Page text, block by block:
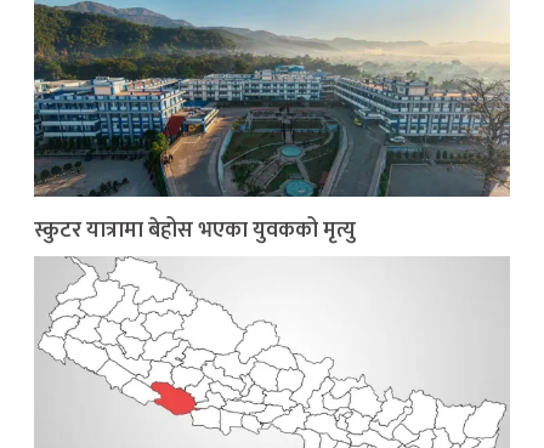
स्कुटर यात्रामा बेहोस भएका युवकको मृत्यु